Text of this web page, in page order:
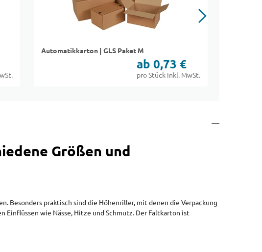
Automatikkarton | GLS Paket M
ab 0,73 €
pro Stück inkl. MwSt.
Größen und
Besonders praktisch sind die Höhenriller, mit denen die Verpackung
wie Nässe, Hitze und Schmutz. Der Faltkarton ist